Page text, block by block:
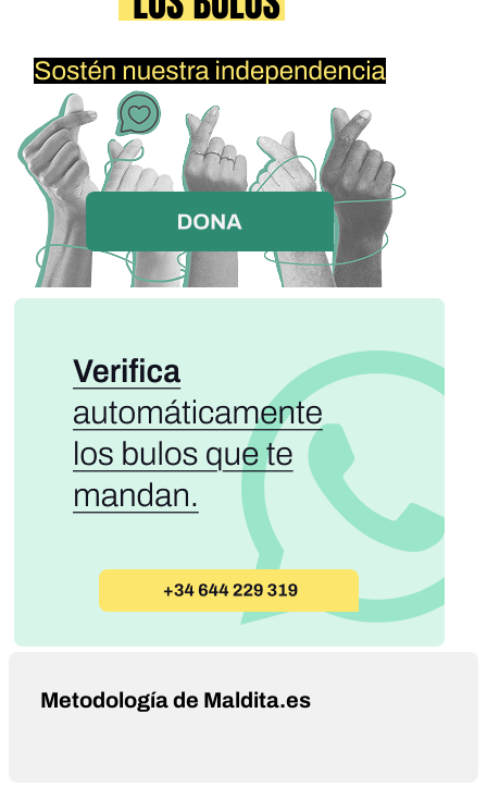
Metodología de Maldita.es